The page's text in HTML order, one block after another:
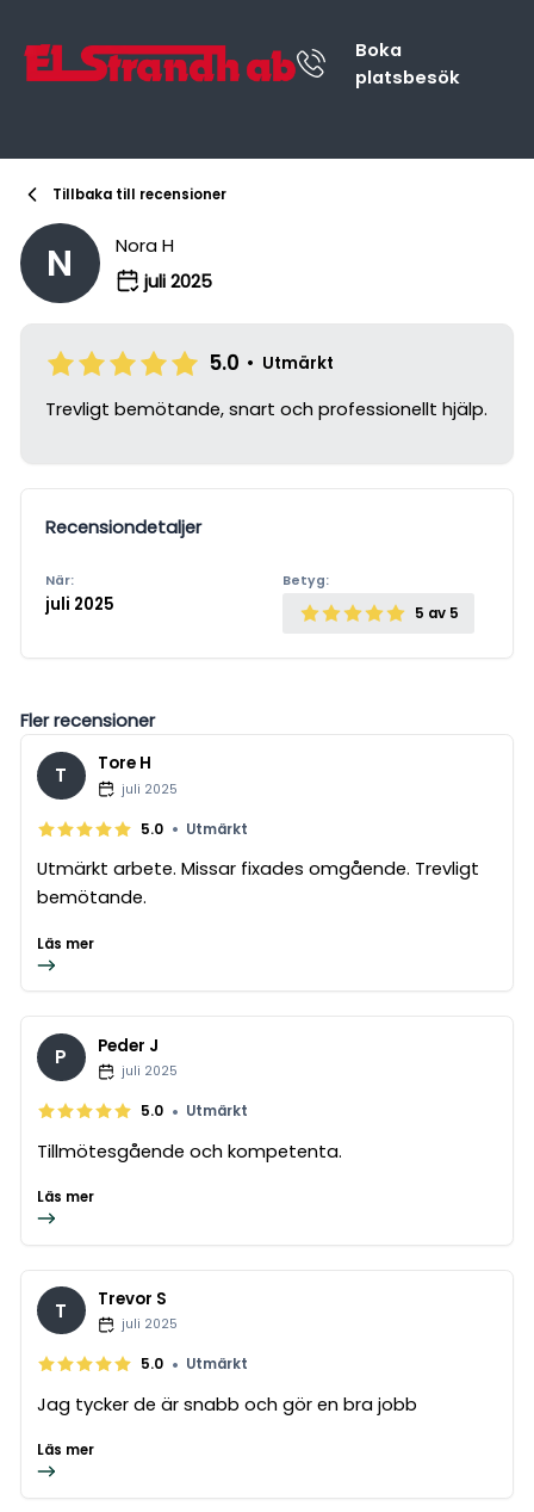
Boka
platsbesök
Tillbaka till recensioner
N
Nora H
juli 2025
5.0 • Utmärkt
Trevligt bemötande, snart och professionellt hjälp.
Recensiondetaljer
När:
juli 2025
Betyg:
5 av 5
Fler recensioner
T Tore H
juli 2025
5.0 • Utmärkt
Utmärkt arbete. Missar fixades omgående. Trevligt
bemötande.
Läs mer
P Peder J
juli 2025
5.0 • Utmärkt
Tillmötesgående och kompetenta.
Läs mer
T Trevor S
juli 2025
5.0 • Utmärkt
Jag tycker de är snabb och gör en bra jobb
Läs mer